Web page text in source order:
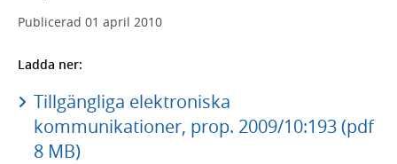
Publicerad 01 april 2010
Ladda ner:
Tillgängliga elektroniska
kommunikationer, prop. 2009/10:193 (pdf
8 MB)